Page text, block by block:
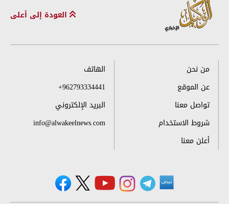
العودة إلى أعلى
من نحن
عن الموقع
تواصل معنا
شروط الاستخدام
أعلن معنا
الهاتف
+962793334441
البريد الإلكتروني
info@alwakeelnews.com